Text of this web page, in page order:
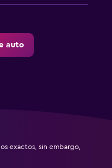
auto
exactos, sin embargo,